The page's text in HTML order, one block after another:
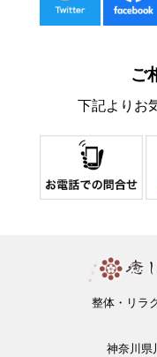
ご
下記よりお
整体・リラ
神奈川県